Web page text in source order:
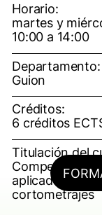
Horario:
martes y
10:00 a 14:00
Departamento:
Guion
Créditos:
6 créditos
Titulación del
Competencias
aplicadas al
cortometrajes